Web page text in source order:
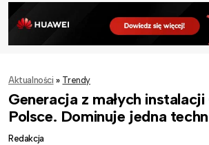
Aktualności » Trendy
Generacja z małych
Polsce. Dominuje jedna
Redakcja